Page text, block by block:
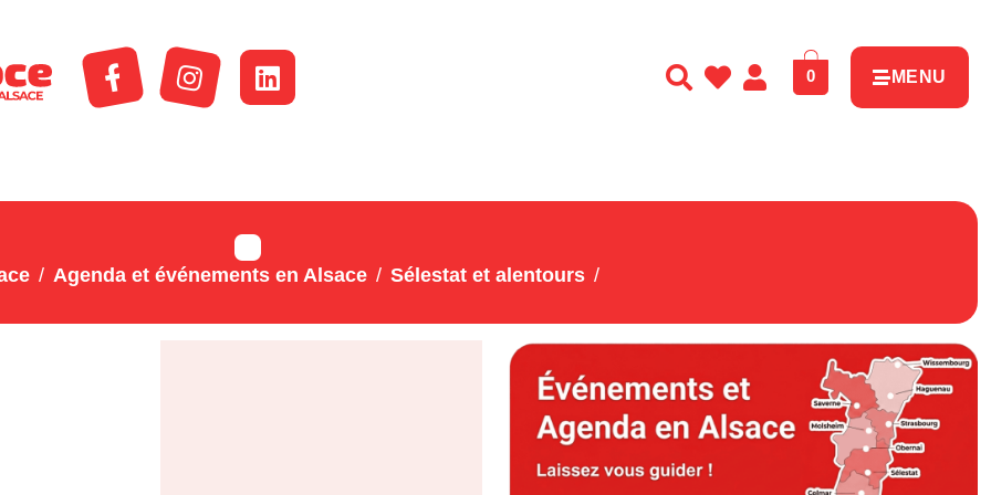
0 MENU
Agenda et événements en Alsace Sélestat et alentours